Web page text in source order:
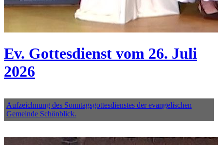
Ev. Gottesdienst vom 26. Juli
2026
Aufzeichnung des Sonntagsgottesdienstes der evangelischen
Gemeinde Schönblick.